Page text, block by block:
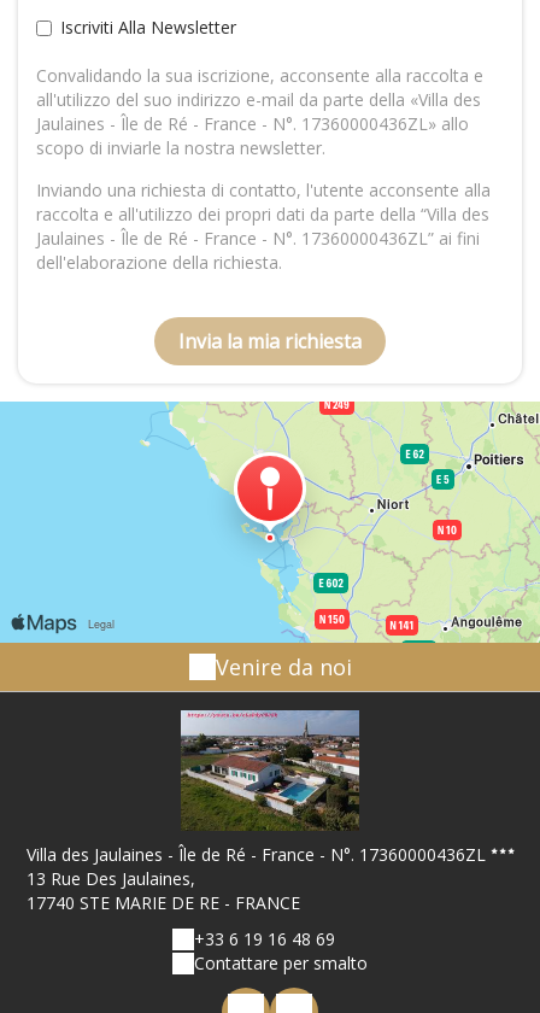
Iscriviti Alla Newsletter
Convalidando la sua iscrizione, acconsente alla raccolta e
all'utilizzo del suo indirizzo e-mail da parte della «Villa des
Jaulaines - Île de Ré - France - N°. 17360000436ZL» allo
scopo di inviarle la nostra newsletter.
Inviando una richiesta di contatto, l'utente acconsente alla
raccolta e all'utilizzo dei propri dati da parte della “Villa des
Jaulaines - Île de Ré - France - N°. 17360000436ZL” ai fini
dell'elaborazione della richiesta.
Venire da noi
Villa des Jaulaines - Île de Ré - France - N°. 17360000436ZL
13 Rue Des Jaulaines,
17740 STE MARIE DE RE - FRANCE
+33 6 19 16 48 69
Contattare per smalto